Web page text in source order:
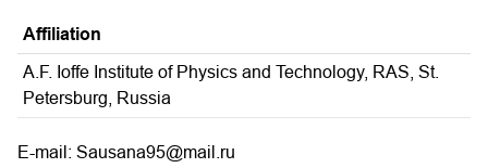
Affiliation
A.F. Ioffe Institute of Physics and Technology, RAS, St.
Petersburg, Russia
E-mail: Sausana95@mail.ru